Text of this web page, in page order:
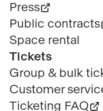
Press
Public contracts
Space rental
Tickets
Group & bulk
Customer
Ticketing FAQ